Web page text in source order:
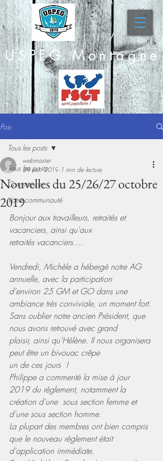
USPEG Montagne
Post
Tous les posts
Commencer
Votre communauté
Tous les posts
Nouvelles du 25/26/27 octobre
2019
webmaster
29 oct. 2019 1 min de lecture
Bonjour aux travailleurs, retraités et
vacanciers, ainsi qu'aux
retraités vacanciers....
Vendredi, Michèle a hébergé notre AG
annuelle, avec la participation
d'environ 25 GM et GO dans une
ambiance très conviviale, un moment fort.
Sans oublier notre ancien Président, que
nous avons retrouvé avec grand
plaisir, ainsi qu'Hélène. Il nous organisera
peut être un bivouac crêpe
un de ces jours  !
Philippe a commenté la mise à jour
2019 du règlement, notamment la
création d'une  sous section femme et
d'une sous section homme.
La plupart des membres ont bien compris
que le nouveau règlement était
d'application immédiate.